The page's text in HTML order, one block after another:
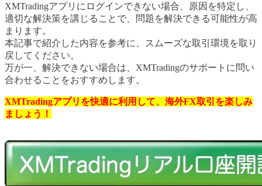
XMTradingアプリにログインできない場合、原因を特定し、
適切な解決策を講じることで、問題を解決できる可能性が高
まります。
本記事で紹介した内容を参考に、スムーズな取引環境を取り
戻してください。
万が一、解決できない場合は、XMTradingのサポートに問い
合わせることをおすすめします。
XMTradingアプリを快適に利用して、海外FX取引を楽しみ
ましょう！